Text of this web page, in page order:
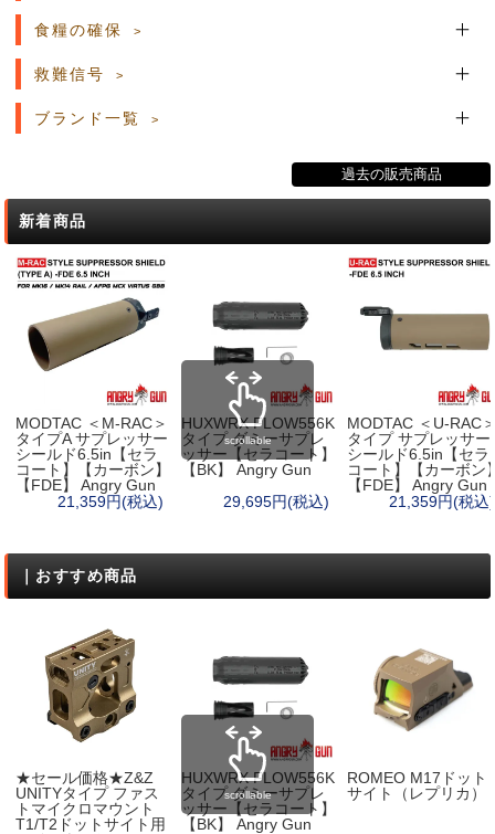
食糧の確保
救難信号
ブランド一覧
過去の販売商品
新着商品
MODTAC ＜M-RAC＞
タイプA サプレッサー
シールド6.5in【セラ
コート】【カーボン】
【FDE】 Angry Gun
21,359円(税込)
HUXWRX FLOW556K
タイプ ダミーサプレ
ッサー【セラコート】
【BK】 Angry Gun
29,695円(税込)
MODTAC ＜U-RAC
タイプ サプレッサー
シールド6.5in【セラ
コート】【カーボン
【FDE】 Angry Gun
21,359円(税込)
scrollable
｜おすすめ商品
★セール価格★Z&Z
UNITYタイプ ファス
トマイクロマウント
T1/T2ドットサイト用
HUXWRX FLOW556K
タイプ ダミーサプレ
ッサー【セラコート】
【BK】 Angry Gun
ROMEO M17ドット
サイト（レプリカ）
scrollable